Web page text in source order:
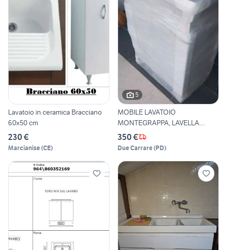
Lavatoio in ceramica Bracciano
60x50 cm
230 €
Marcianise(CE)
5
MOBILE LAVATOIO
MONTEGRAPPA, LAVELLA
CERAMICA
350 €
Due Carrare(PD)